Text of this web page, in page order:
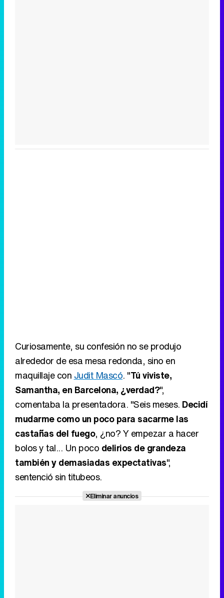
Curiosamente, su confesión no se produjo
alrededor de esa mesa redonda, sino en
maquillaje con Judit Mascó. "Tú viviste,
Samantha, en Barcelona, ¿verdad?",
comentaba la presentadora. "Seis meses. Decidí
mudarme como un poco para sacarme las
castañas del fuego, ¿no? Y empezar a hacer
bolos y tal... Un poco delirios de grandeza
también y demasiadas expectativas",
sentenció sin titubeos.
Eliminar anuncios